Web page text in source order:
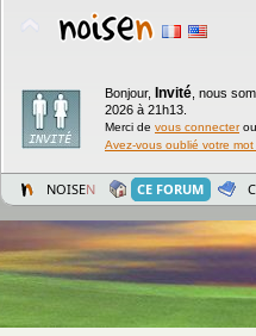
Bonjour, Invité nous
2026 à 21h13.
Merci de vous connecter
Avez-vous oublié votre
NOISEN CE FORUM